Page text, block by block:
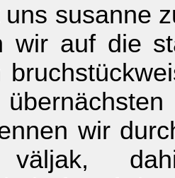
uns susanne
wir auf die
wir
väljak,